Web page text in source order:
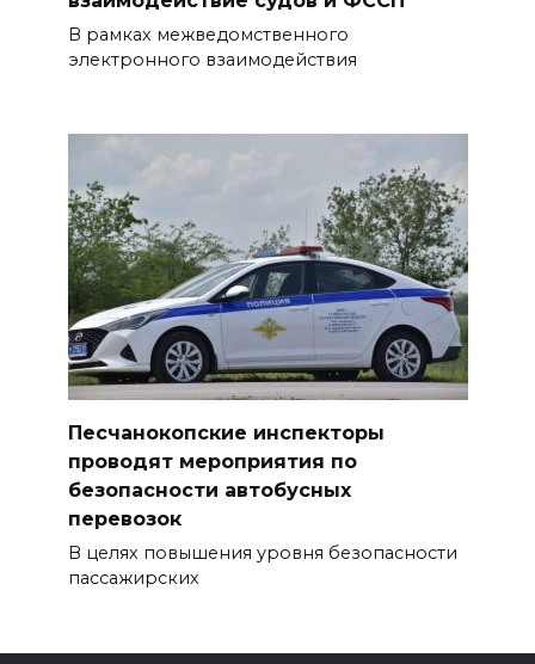
В рамках межведомственного
электронного взаимодействия
Песчанокопские инспекторы
проводят мероприятия по
безопасности автобусных
перевозок
В целях повышения уровня безопасности
пассажирских